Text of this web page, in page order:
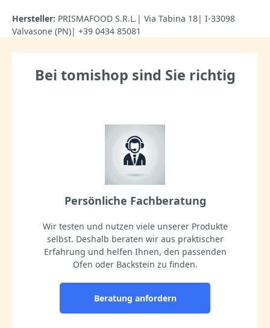
Hersteller: PRISMAFOOD S.R.L.| Via Tabina 18| I-33098
Valvasone (PN)| +39 0434 85081
Bei tomishop sind Sie richtig
Persönliche Fachberatung
Wir testen und nutzen viele unserer Produkte
selbst. Deshalb beraten wir aus praktischer
Erfahrung und helfen Ihnen, den passenden
Ofen oder Backstein zu finden.
Beratung anfordern